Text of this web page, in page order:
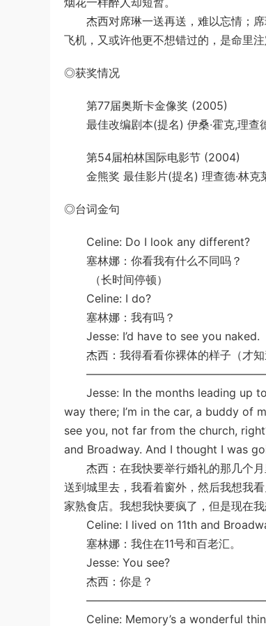
杰西对席琳一送再送，难以忘情；席
飞机，又或许他更不想错过的，是命里注
◎获奖情况
第77届奥斯卡金像奖 (2005)
最佳改编剧本(提名) 伊桑·霍克,理查德
第54届柏林国际电影节 (2004)
金熊奖 最佳影片(提名) 理查德·林克
◎台词金句
Celine: Do I look any different?
塞林娜：你看我有什么不同吗？
（长时间停顿）
Celine: I do?
塞林娜：我有吗？
Jesse: I’d have to see you naked.
杰西：我得看看你裸体的样子（才知
Jesse: In the months leading up to
way there; I’m in the car, a buddy of
see you, not far from the church,
and Broadway. And I thought I was
杰西：在我快要举行婚礼的那几个月
送到城里去，我看着窗外，然后我想我
家熟食店。我想我快要疯了，但是现在我
Celine: I lived on 11th and
塞林娜：我住在11号和百老汇。
Jesse: You see?
杰西：你是？
Celine: Memory’s a wonderful